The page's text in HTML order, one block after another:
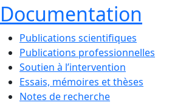
Documentation
Publications scientifiques
Publications professionnelles
Soutien à l’intervention
Essais, mémoires et thèses
Notes de recherche